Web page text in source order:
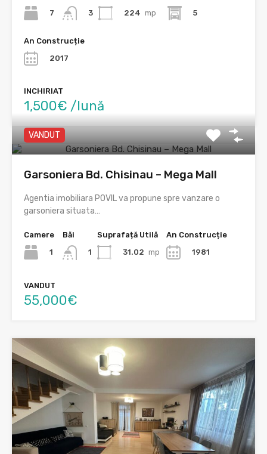
7
3
224 mp
5
An Construcție
2017
INCHIRIAT
1,500€ /lună
VANDUT
Garsoniera Bd. Chisinau – Mega Mall
Agentia imobiliara POVIL va propune spre vanzare o
garsoniera situata…
Camere
1
Băi
1
Suprafață Utilă
31.02 mp
An Construcție
1981
VANDUT
55,000€